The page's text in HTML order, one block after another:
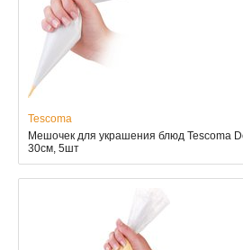
Tescoma
Мешочек для украшения блюд Tescoma
30см, 5шт